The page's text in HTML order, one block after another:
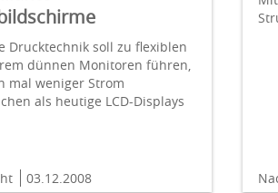
Drucktechnik soll zu flexiblen
dünnen Monitoren führen,
mal weniger Strom
als heutige LCD-Displays
03.12.2008